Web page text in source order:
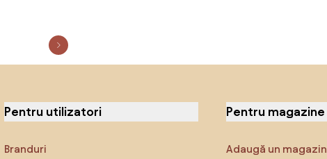
Pentru utilizatori
Branduri
Pentru magazine
Adaugă un magazin